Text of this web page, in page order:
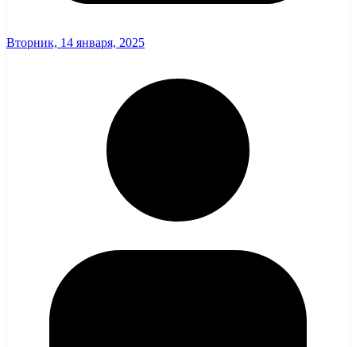
Вторник, 14 января, 2025